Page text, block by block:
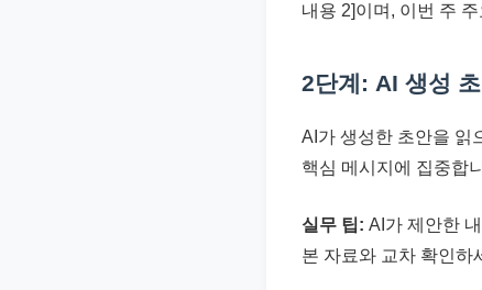
내용 2]이며, 이번 주
2단계: AI 생성
AI가 생성한 초안을 읽
핵심 메시지에 집중합
실무 팁: AI가 제안한
본 자료와 교차 확인하